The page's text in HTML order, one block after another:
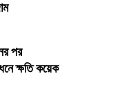
পর
ক্ষতি কয়েক